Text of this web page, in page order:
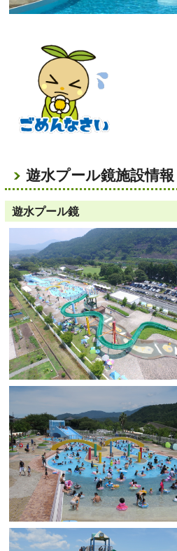
遊水プール鏡施設情報
遊水プール鏡